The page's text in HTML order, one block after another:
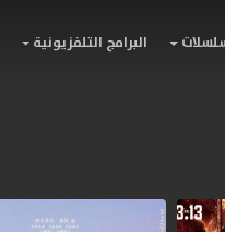
البرامج التلفزيونية